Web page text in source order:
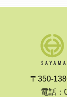
〒350-
電話：